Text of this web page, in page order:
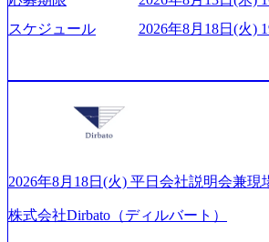
広いプロジェクトに従事 - 鈴木健仁氏：
トに入社し最年少ディレクターを経て
案、人事組織テーマに強みを持ち、メ
界においてはDX戦略立案、NFT等の新
する。 - 藏満 一馬氏：アクセンチュア
心に、DX戦略策定、新規事業立案、
の幅広いプロジェクトを主導する。 - 天
ページ (https://www.xspear.co.jp/career/
から”のコンサルの在り方 (https://
間の範囲内で、出社・退社の時刻を社
ね、ワークライフバランスを図りなが
ができる 【休日】 土日祝休みの完全週
休暇は年間24日（4月1日入社の場合）
れます。 年次有給休暇の残日数は、翌
ができます。 慶弔休暇は、事由により
ュ休暇は、規程で定める勤続年数ごと
ッシュ休暇を取得できます。 【育児や
の制度】 育児休暇： 対象：小学校1年
対しては完全成功報酬制を採用し、
重する姿勢を持ち、将来の株価成長を
&A業界のリーディングカンパニーであ
ず幅広い案件に携わりながら自己成長
可能 M&Aセンター出身者3名がメイン
験豊富なアドバイザーと共に働くこと
バイザリーなどの専門知識を獲得し、
となり、平均3000万～4000万の年収と
成活躍させるためのナレッジシェアお
スケジュール
2026年8月18日(火)
2026年8月18日(火) 平日会社説明会兼現
株式会社Dirbato（ディルバート）